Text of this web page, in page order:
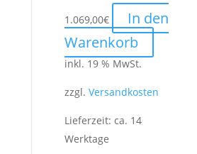
1.069,00€
In den
Warenkorb
inkl. 19 % MwSt.
zzgl.Versandkosten
Lieferzeit:ca. 14
Werktage